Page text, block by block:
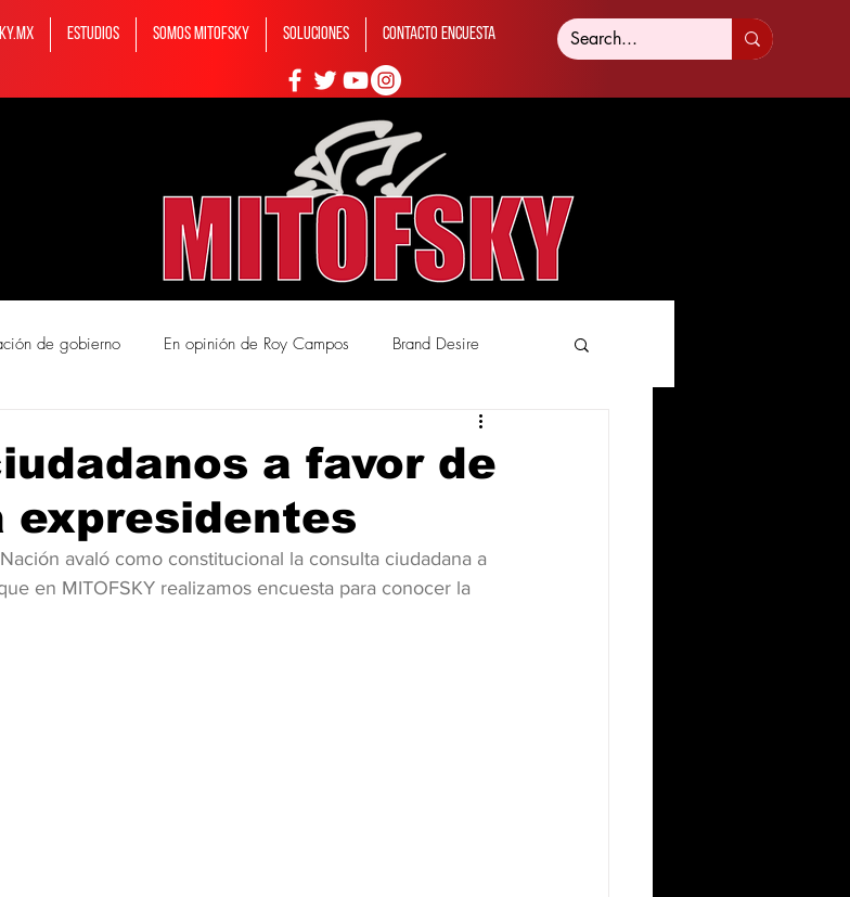
ESTUDIOS Somos MITOFSKY Soluciones Contacto Encuesta
de gobierno En opinión de Roy Campos Brand Desire
a favor de
expresidentes
avaló como constitucional la consulta ciudadana a
en MITOFSKY realizamos encuesta para conocer la